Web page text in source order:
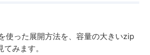
使った展開方法を、容量の大きいzip
みます。